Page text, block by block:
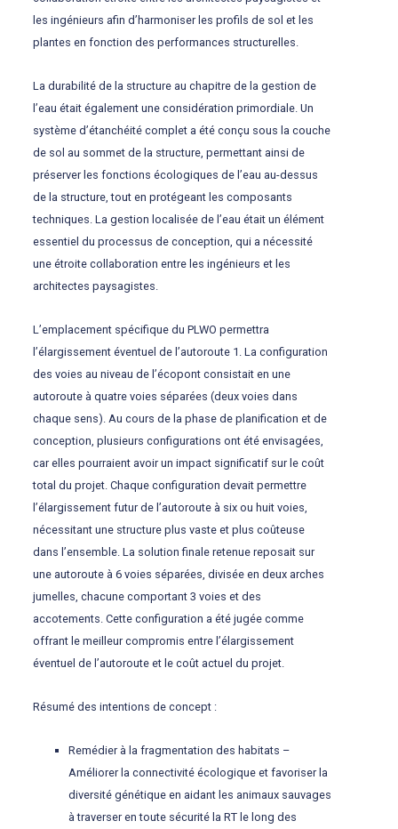
les ingénieurs afin d’harmoniser les profils de sol et les
plantes en fonction des performances structurelles.
La durabilité de la structure au chapitre de la gestion de
l’eau était également une considération primordiale. Un
système d’étanchéité complet a été conçu sous la couche
de sol au sommet de la structure, permettant ainsi de
préserver les fonctions écologiques de l’eau au-dessus
de la structure, tout en protégeant les composants
techniques. La gestion localisée de l’eau était un élément
essentiel du processus de conception, qui a nécessité
une étroite collaboration entre les ingénieurs et les
architectes paysagistes.
L’emplacement spécifique du PLWO permettra
l’élargissement éventuel de l’autoroute 1. La configuration
des voies au niveau de l’écopont consistait en une
autoroute à quatre voies séparées (deux voies dans
chaque sens). Au cours de la phase de planification et de
conception, plusieurs configurations ont été envisagées,
car elles pourraient avoir un impact significatif sur le coût
total du projet. Chaque configuration devait permettre
l’élargissement futur de l’autoroute à six ou huit voies,
nécessitant une structure plus vaste et plus coûteuse
dans l’ensemble. La solution finale retenue reposait sur
une autoroute à 6 voies séparées, divisée en deux arches
jumelles, chacune comportant 3 voies et des
accotements. Cette configuration a été jugée comme
offrant le meilleur compromis entre l’élargissement
éventuel de l’autoroute et le coût actuel du projet.
Résumé des intentions de concept :
Remédier à la fragmentation des habitats –
Améliorer la connectivité écologique et favoriser la
diversité génétique en aidant les animaux sauvages
à traverser en toute sécurité la RT le long des